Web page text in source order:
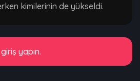
kimilerinin de yükseldi.
yapın.